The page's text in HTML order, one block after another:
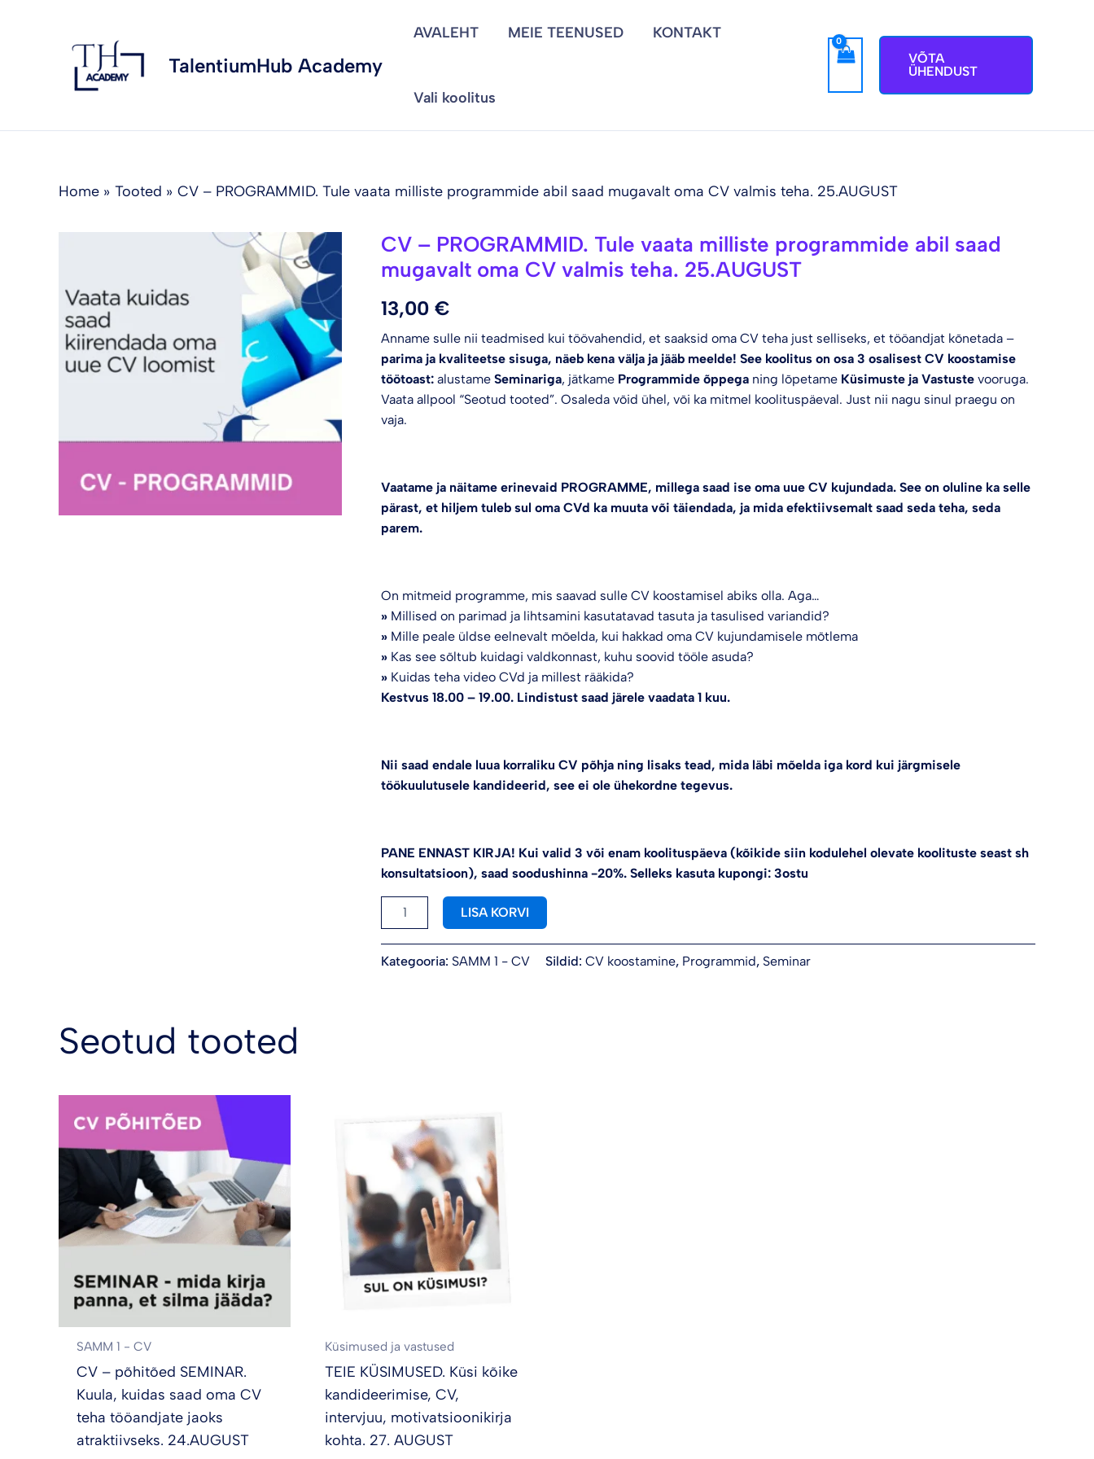
TalentiumHub Academy
AVALEHT MEIE TEENUSED KONTAKT
Vali koolitus
VÕTA
ÜHENDUST
Home Tooted CV – PROGRAMMID. Tule vaata milliste programmide abil saad mugavalt oma CV valmis teha. 25.AUGUST
CV – PROGRAMMID. Tule vaata milliste programmide abil saad
mugavalt oma CV valmis teha. 25.AUGUST
13,00 €
Anname sulle nii teadmised kui töövahendid, et saaksid oma CV teha just selliseks, et tööandjat kõnetada –
parima ja kvaliteetse sisuga, näeb kena välja ja jääb meelde! See koolitus on osa 3 osalisest CV koostamise
töötoast: alustame Seminariga, jätkame Programmide õppega ning lõpetame Küsimuste ja Vastuste vooruga.
Vaata allpool “Seotud tooted”. Osaleda võid ühel, või ka mitmel koolituspäeval. Just nii nagu sinul praegu on
vaja.
Vaatame ja näitame erinevaid PROGRAMME, millega saad ise oma uue CV kujundada. See on oluline ka selle
pärast, et hiljem tuleb sul oma CVd ka muuta või täiendada, ja mida efektiivsemalt saad seda teha, seda
parem.
On mitmeid programme, mis saavad sulle CV koostamisel abiks olla. Aga…
» Millised on parimad ja lihtsamini kasutatavad tasuta ja tasulised variandid?
» Mille peale üldse eelnevalt mõelda, kui hakkad oma CV kujundamisele mõtlema
» Kas see sõltub kuidagi valdkonnast, kuhu soovid tööle asuda?
» Kuidas teha video CVd ja millest rääkida?
Kestvus 18.00 – 19.00. Lindistust saad järele vaadata 1 kuu.
Nii saad endale luua korraliku CV põhja ning lisaks tead, mida läbi mõelda iga kord kui järgmisele
töökuulutusele kandideerid, see ei ole ühekordne tegevus.
PANE ENNAST KIRJA! Kui valid 3 või enam koolituspäeva (kõikide siin kodulehel olevate koolituste seast sh
konsultatsioon), saad soodushinna -20%. Selleks kasuta kupongi: 3ostu
CV
-
PROGRAMMID.
vaata
milliste
programmide
saad
mugavalt
oma
CV
kogus
LISA KORVI
Kategooria: SAMM 1 - CV Sildid: CV koostamine, Programmid, Seminar
Seotud tooted
SAMM 1 - CV
CV – põhitõed SEMINAR.
Kuula, kuidas saad oma CV
teha tööandjate jaoks
atraktiivseks. 24.AUGUST
Küsimused ja vastused
TEIE KÜSIMUSED. Küsi kõike
kandideerimise, CV,
intervjuu, motivatsioonikirja
kohta. 27. AUGUST